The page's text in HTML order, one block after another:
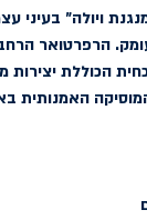
ויולה״ בעיני
הרפרטואר
הכוללת
האמנותית